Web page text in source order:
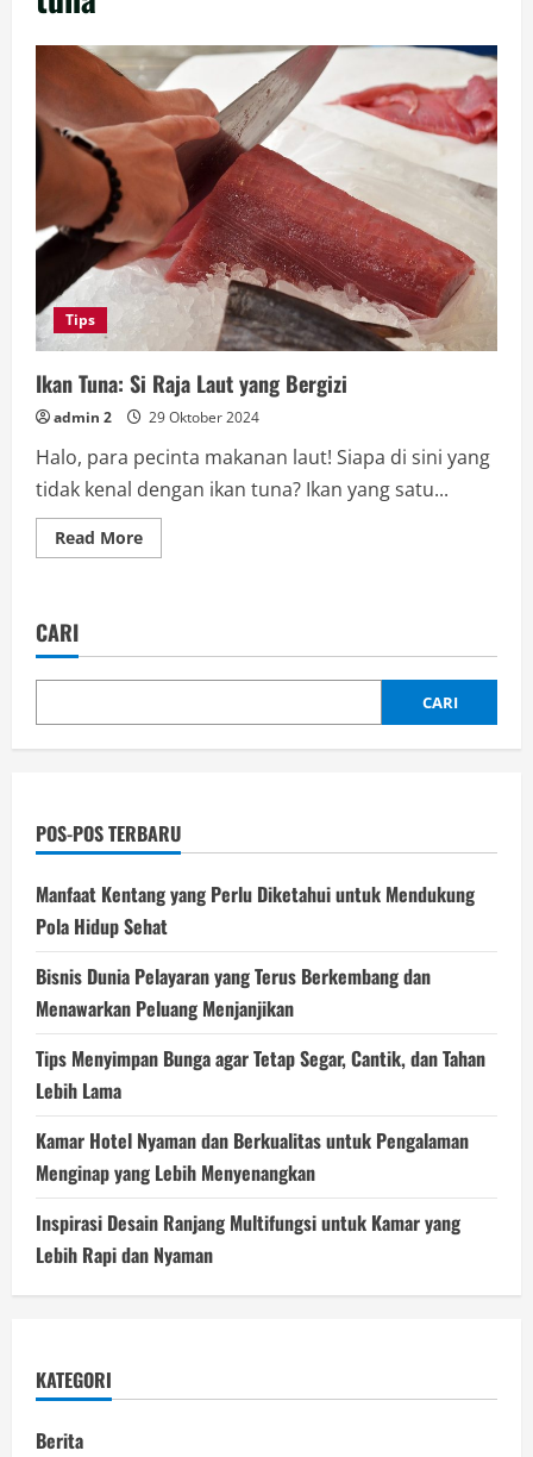
Tips
Ikan Tuna: Si Raja Laut yang Bergizi
admin 2 29 Oktober 2024
Halo, para pecinta makanan laut! Siapa di sini yang
tidak kenal dengan ikan tuna? Ikan yang satu...
Read MoreRead
more
Laut
Bergizi
CARI
CARI
POS-POS TERBARU
Manfaat Kentang yang Perlu Diketahui untuk Mendukung
Pola Hidup Sehat
Bisnis Dunia Pelayaran yang Terus Berkembang dan
Menawarkan Peluang Menjanjikan
Tips Menyimpan Bunga agar Tetap Segar, Cantik, dan Tahan
Lebih Lama
Kamar Hotel Nyaman dan Berkualitas untuk Pengalaman
Menginap yang Lebih Menyenangkan
Inspirasi Desain Ranjang Multifungsi untuk Kamar yang
Lebih Rapi dan Nyaman
KATEGORI
Berita